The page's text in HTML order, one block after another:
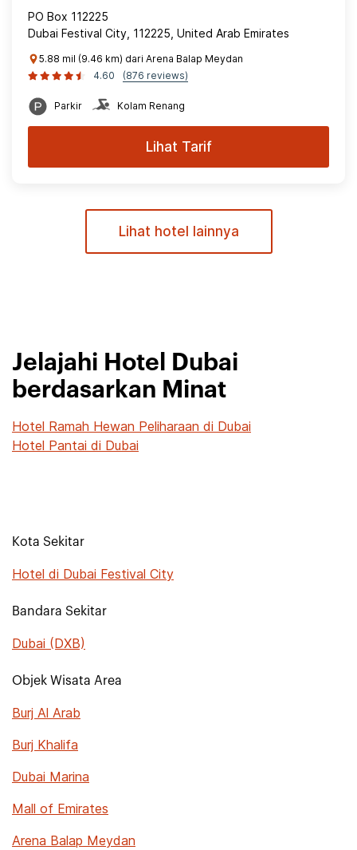
PO Box 112225
Dubai Festival City, 112225, United Arab Emirates
5.88 mil (9.46 km) dari Arena Balap Meydan
4.60
(876 reviews)
Parkir Kolam Renang
Lihat Tarif
Lihat hotel lainnya
Jelajahi Hotel Dubai
berdasarkan Minat
Hotel Ramah Hewan Peliharaan di Dubai
Hotel Pantai di Dubai
Kota Sekitar
Hotel di Dubai Festival City
Bandara Sekitar
Dubai (DXB)
Objek Wisata Area
Burj Al Arab
Burj Khalifa
Dubai Marina
Mall of Emirates
Arena Balap Meydan